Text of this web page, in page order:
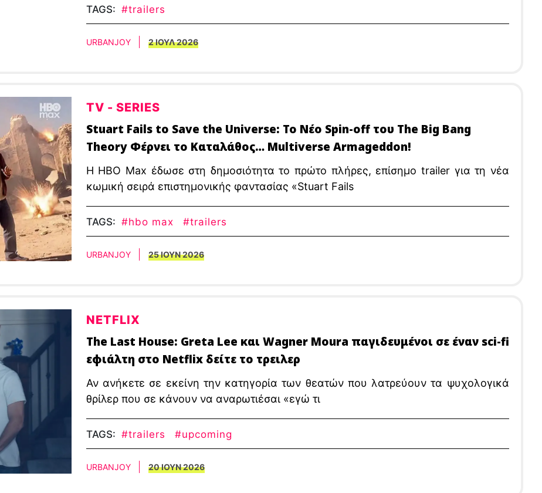
TAGS: #trailers
URBANJOY 2 ΙΟΥΛ 2026
TV - SERIES
Stuart Fails to Save the Universe: Το Νέο Spin-off του The Big Bang
Theory Φέρνει το Καταλάθος… Multiverse Armageddon!
Η HBO Max έδωσε στη δημοσιότητα το πρώτο πλήρες, επίσημο trailer για τη νέα
κωμική σειρά επιστημονικής φαντασίας «Stuart Fails
TAGS: #hbo max #trailers
URBANJOY 25 ΙΟΥΝ 2026
NETFLIX
The Last House: Greta Lee και Wagner Moura παγιδευμένοι σε έναν sci-fi
εφιάλτη στο Netflix δείτε το τρειλερ
Αν ανήκετε σε εκείνη την κατηγορία των θεατών που λατρεύουν τα ψυχολογικά
θρίλερ που σε κάνουν να αναρωτιέσαι «εγώ τι
TAGS: #trailers #upcoming
URBANJOY 20 ΙΟΥΝ 2026